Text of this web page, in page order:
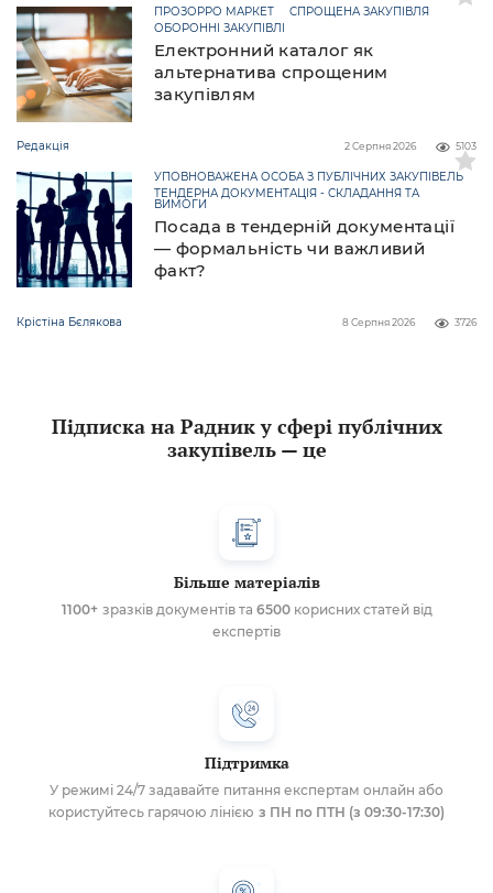
Електронний каталог як
альтернатива спрощеним
закупівлям
ПРОЗОРРО МАРКЕТ
СПРОЩЕНА ЗАКУПІВЛЯ
ОБОРОННІ ЗАКУПІВЛІ
Редакція 5103
2 Серпня 2026
Посада в тендерній документації
— формальність чи важливий
факт?
УПОВНОВАЖЕНА ОСОБА З ПУБЛІЧНИХ ЗАКУПІВЕЛЬ
ТЕНДЕРНА ДОКУМЕНТАЦІЯ - СКЛАДАННЯ ТА
ВИМОГИ
Крістіна Бєлякова 3726
8 Серпня 2026
Підписка на Радник у сфері публічних
закупівель — це
Більше матеріалів
1100+ зразків документів та 6500корисних статей від
експертів
Підтримка
У режимі 24/7 задавайте питання експертам онлайн або
користуйтесь гарячою лінією з ПН по ПТН (з 09:30-17:30)